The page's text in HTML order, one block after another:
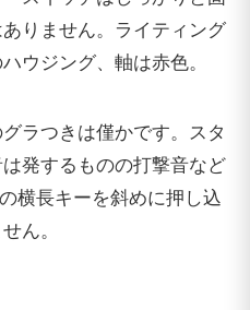
りません。ライティング
ウジング、軸は赤色。
ラつきは僅かです。スタ
発するものの打撃音など
横長キーを斜めに押し込
ん。